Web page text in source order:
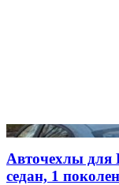
Авточехлы для
седан, 1